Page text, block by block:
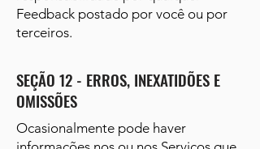
Feedback postado por você ou por
terceiros.
SEÇÃO 12 - ERROS, INEXATIDÕES E
OMISSÕES
Ocasionalmente pode haver